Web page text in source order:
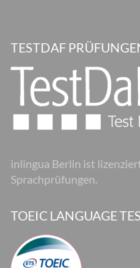
TESTDAF
inlingua Berlin ist
Sprachprüfungen.
TOEIC LANGUAGE